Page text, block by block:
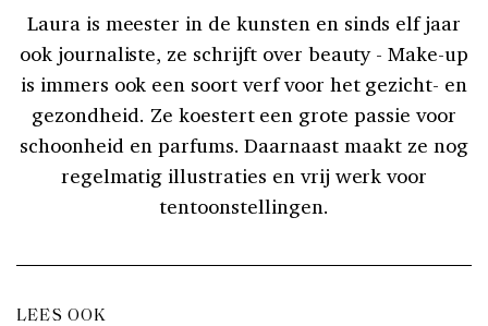
Laura is meester in de kunsten en sinds elf jaar
ook journaliste, ze schrijft over beauty - Make-up
is immers ook een soort verf voor het gezicht- en
gezondheid. Ze koestert een grote passie voor
schoonheid en parfums. Daarnaast maakt ze nog
regelmatig illustraties en vrij werk voor
tentoonstellingen.
LEES OOK